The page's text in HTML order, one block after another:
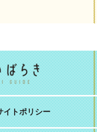
イトポリシー